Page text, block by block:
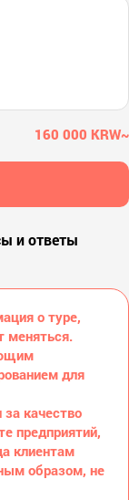
160 000 KRW~
и ответы
о туре,
меняться.
для
за качество
предприятий,
клиентам
образом, не